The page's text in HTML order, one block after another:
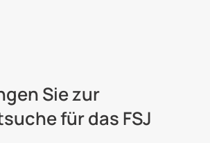
Sie zur
für das FSJ